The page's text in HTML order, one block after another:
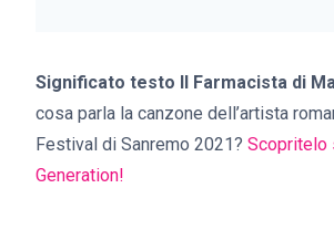
Significato testo Il Farmacista di
cosa parla la canzone dell’artista
Festival di Sanremo 2021? Scopritelo
Generation!